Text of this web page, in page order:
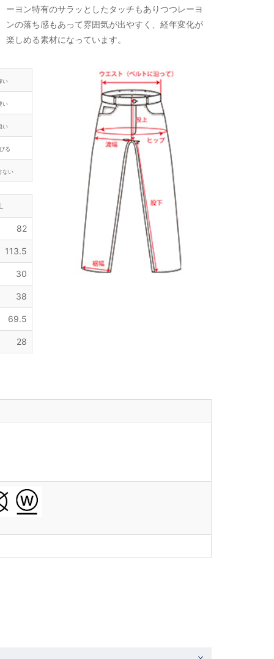
ーヨン特有のサラッとしたタッチもありつつレーヨ
ンの落ち感もあって雰囲気が出やすく、経年変化が
楽しめる素材になっています。
い
い
い
る
ない
82
113.5
30
38
69.5
28